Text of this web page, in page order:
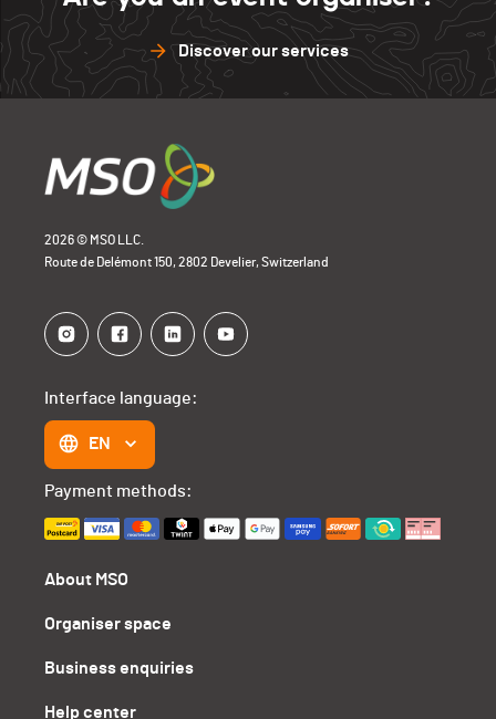
Discover our services
2026 © MSO LLC.
Route de Delémont 150, 2802 Develier, Switzerland
About MSO
Organiser space
Business enquiries
Help center
Interface language:
EN
Payment methods: